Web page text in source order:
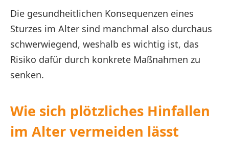
Die gesundheitlichen Konsequenzen eines
Sturzes im Alter sind manchmal also durchaus
schwerwiegend, weshalb es wichtig ist, das
Risiko dafür durch konkrete Maßnahmen zu
senken.
Wie sich plötzliches Hinfallen
im Alter vermeiden lässt